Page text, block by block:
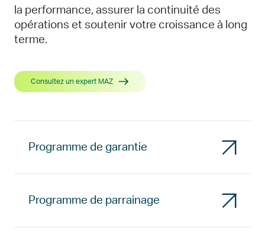
la performance, assurer la continuité des
opérations et soutenir votre croissance à long
terme.
Consultez un expert MAZ
Programme de garantie
Programme de parrainage